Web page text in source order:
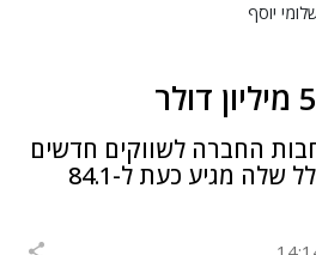
החברה לשווקים חדשים
● סכום הגיוסים הכולל שלה מגיע כעת ל-84.1